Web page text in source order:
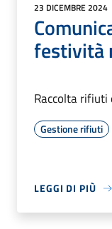
23 DICEMBRE 2024
festività
Raccolta
Gestione rifiuti
LEGGI DI PIÙ